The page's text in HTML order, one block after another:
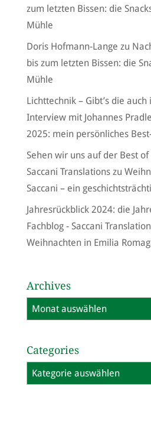
zum letzten Bissen: die
Mühle
Doris Hofmann-Lange zu
bis zum letzten Bissen: die
Mühle
Lichttechnik – Gibt’s die auch
Interview mit Johannes
2025: mein persönliches
Sehen wir uns auf der Best of
Saccani Translationszu
Saccani – ein
Jahresrückblick 2024: die
Fachblog - Saccani
Weihnachten in Emilia
Archives
Archives
Categories
Categories